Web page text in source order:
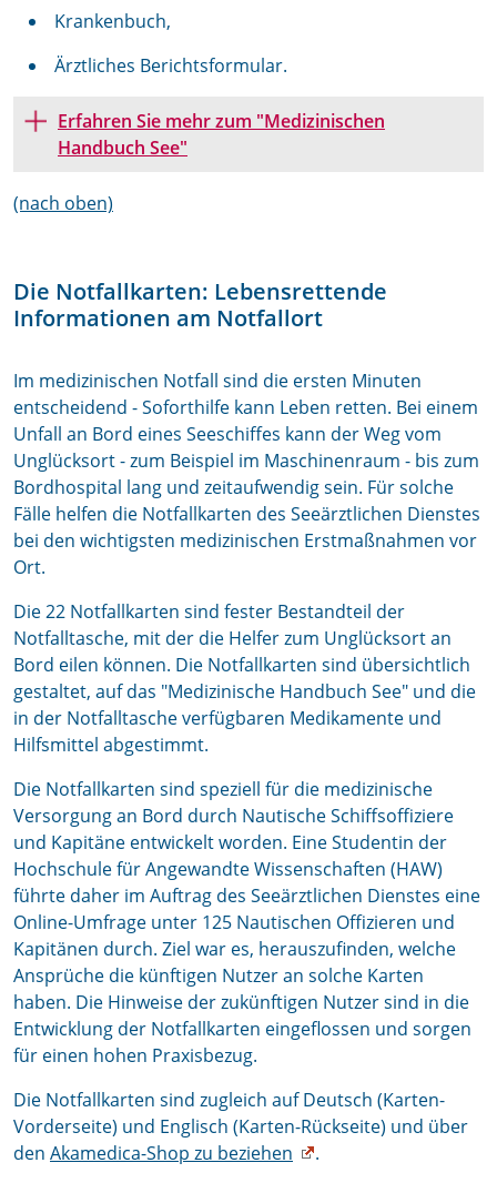
Krankenbuch,
Ärztliches Berichtsformular.
Erfahren Sie mehr zum "Medizinischen
Handbuch See"
(nach oben)
Die Notfallkarten: Lebensrettende
Informationen am Notfallort
Im medizinischen Notfall sind die ersten Minuten
entscheidend - Soforthilfe kann Leben retten. Bei einem
Unfall an Bord eines Seeschiffes kann der Weg vom
Unglücksort - zum Beispiel im Maschinenraum - bis zum
Bordhospital lang und zeitaufwendig sein. Für solche
Fälle helfen die Notfallkarten des Seeärztlichen Dienstes
bei den wichtigsten medizinischen Erstmaßnahmen vor
Ort.
Die 22 Notfallkarten sind fester Bestandteil der
Notfalltasche, mit der die Helfer zum Unglücksort an
Bord eilen können. Die Notfallkarten sind übersichtlich
gestaltet, auf das "Medizinische Handbuch See" und die
in der Notfalltasche verfügbaren Medikamente und
Hilfsmittel abgestimmt.
Die Notfallkarten sind speziell für die medizinische
Versorgung an Bord durch Nautische Schiffsoffiziere
und Kapitäne entwickelt worden. Eine Studentin der
Hochschule für Angewandte Wissenschaften (HAW)
führte daher im Auftrag des Seeärztlichen Dienstes eine
Online-Umfrage unter 125 Nautischen Offizieren und
Kapitänen durch. Ziel war es, herauszufinden, welche
Ansprüche die künftigen Nutzer an solche Karten
haben. Die Hinweise der zukünftigen Nutzer sind in die
Entwicklung der Notfallkarten eingeflossen und sorgen
für einen hohen Praxisbezug.
Die Notfallkarten sind zugleich auf Deutsch (Karten-
Vorderseite) und Englisch (Karten-Rückseite) und über
den Akamedica-Shop zu beziehen .